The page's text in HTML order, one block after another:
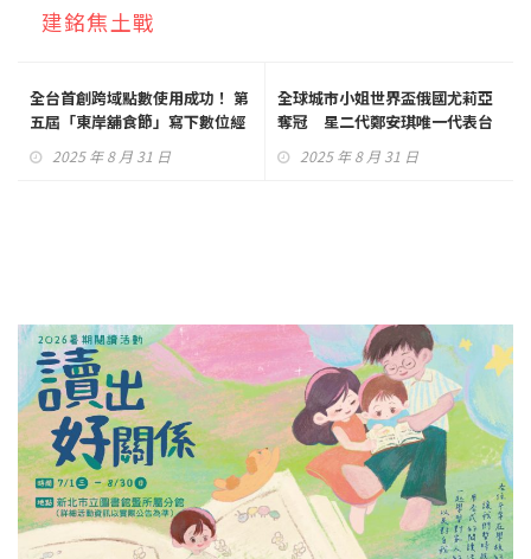
建銘焦土戰
全台首創跨域點數使用成功！ 第
五屆「東岸舖食節」寫下數位經
2025 年 8 月 31 日
全球城市小姐世界盃俄國尤莉亞
奪冠 星二代鄭安琪唯一代表台
2025 年 8 月 31 日